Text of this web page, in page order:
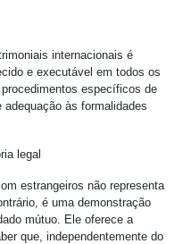
internacionais é
e executável em todos os
específicos de
adequação às formalidades
legal
estrangeiros não representa
é uma demonstração
mútuo. Ele oferece a
que, independentemente do